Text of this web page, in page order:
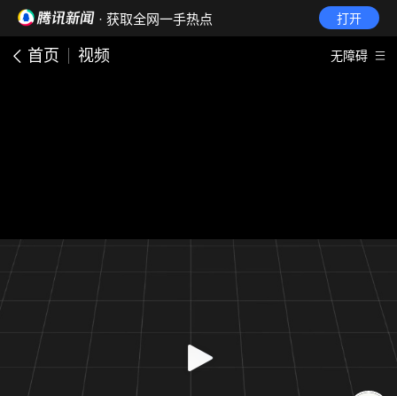
· 获取全网一手热点 打开
首页 视频 无障碍